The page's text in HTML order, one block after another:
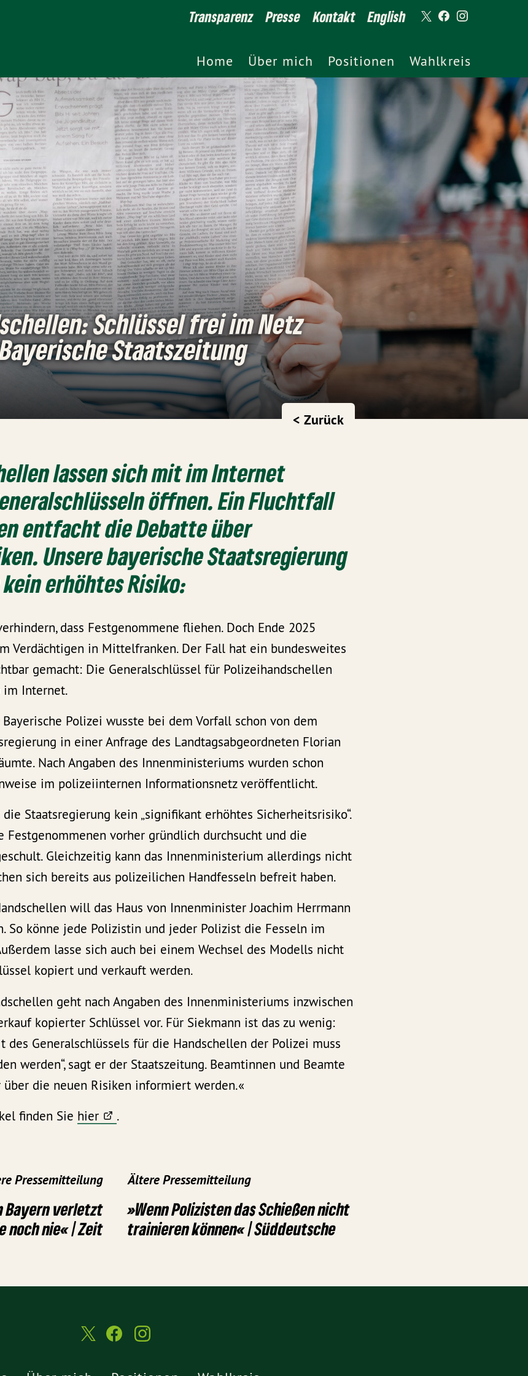
Transparenz Presse Kontakt English
Home Über mich Positionen Wahlkreis
Schlüssel frei im Netz
Staatszeitung
< Zurück
lassen sich mit im Internet
öffnen. Ein Fluchtfall
entfacht die Debatte über
Unsere bayerische Staatsregierung
erhöhtes Risiko:
dass Festgenommene fliehen. Doch Ende 2025
Verdächtigen in Mittelfranken. Der Fall hat ein bundesweites
gemacht: Die Generalschlüssel für Polizeihandschellen
im Internet.
Polizei wusste bei dem Vorfall schon von dem
in einer Anfrage des Landtagsabgeordneten Florian
Nach Angaben des Innenministeriums wurden schon
im polizeiinternen Informationsnetz veröffentlicht.
Staatsregierung kein „signifikant erhöhtes Sicherheitsrisiko“.
Festgenommenen vorher gründlich durchsucht und die
Gleichzeitig kann das Innenministerium allerdings nicht
sich bereits aus polizeilichen Handfesseln befreit haben.
will das Haus von Innenminister Joachim Herrmann
So könne jede Polizistin und jeder Polizist die Fesseln im
lasse sich auch bei einem Wechsel des Modells nicht
kopiert und verkauft werden.
geht nach Angaben des Innenministeriums inzwischen
kopierter Schlüssel vor. Für Siekmann ist das zu wenig:
des Generalschlüssels für die Handschellen der Polizei muss
werden“, sagt er der Staatszeitung. Beamtinnen und Beamte
über die neuen Risiken informiert werden.«
finden Sie hier .
Pressemitteilung
Bayern verletzt
noch nie« | Zeit
Ältere Pressemitteilung
»Wenn Polizisten das Schießen nicht
trainieren können« | Süddeutsche